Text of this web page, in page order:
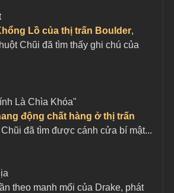
Lồ của thị trấn Boulder,
Chũi đã tìm thấy ghi chú của
Là Chìa Khóa"
động chất hàng ở thị trấn
đã tìm được cánh cửa bí mật...
theo manh mối của Drake, phát